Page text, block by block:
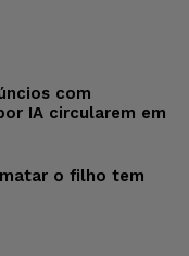
com
IA circularem em
o filho tem